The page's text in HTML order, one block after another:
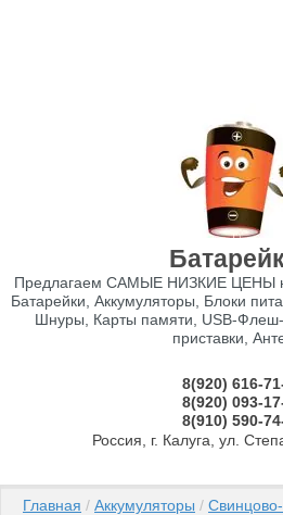
Предлагаем САМЫЕ НИЗКИЕ ЦЕНЫ
Батарейки, Аккумуляторы, Блоки
Шнуры, Карты памяти, USB-
приставки,
8(920) 616-
8(920) 093-
8(910) 590-
Россия, г. Калуга, ул.
Главная / Аккумуляторы /